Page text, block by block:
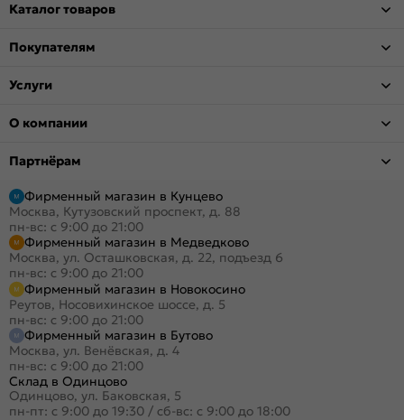
Каталог товаров
Покупателям
Услуги
О компании
Партнёрам
Фирменный магазин в Кунцево
Москва, Кутузовский проспект, д. 88
пн-вс: с 9:00 до 21:00
Фирменный магазин в Медведково
Москва, ул. Осташковская, д. 22, подъезд 6
пн-вс: с 9:00 до 21:00
Фирменный магазин в Новокосино
Реутов, Носовихинское шоссе, д. 5
пн-вс: с 9:00 до 21:00
Фирменный магазин в Бутово
Москва, ул. Венёвская, д. 4
пн-вс: с 9:00 до 21:00
Склад в Одинцово
Одинцово, ул. Баковская, 5
пн-пт: с 9:00 до 19:30 / сб-вс: с 9:00 до 18:00